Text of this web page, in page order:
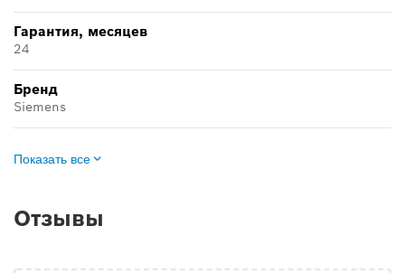
Гарантия, месяцев
24
Бренд
Siemens
Показать все
Отзывы